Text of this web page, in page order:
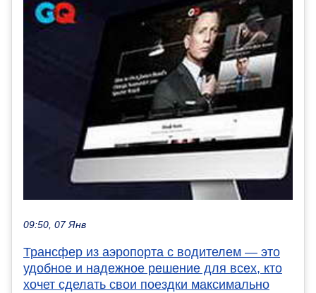
09:50, 07 Янв
Трансфер из аэропорта с водителем — это
удобное и надежное решение для всех, кто
хочет сделать свои поездки максимально